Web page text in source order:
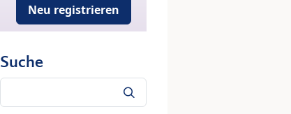
Neu registrieren
Suche